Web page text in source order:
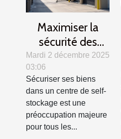
Maximiser la
sécurité des
biens en self-
stockage :
alarmes et
vidéosurveillance
Mardi 2 décembre 2025
03:06
Sécuriser ses biens
dans un centre de self-
stockage est une
préoccupation majeure
pour tous les...